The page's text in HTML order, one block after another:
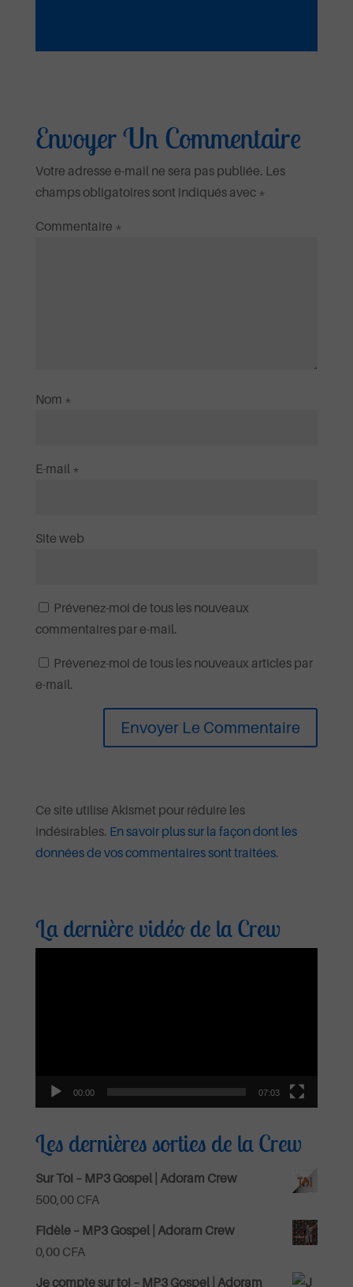
Envoyer Un Commentaire
Votre adresse e-mail ne sera pas publiée. Les
champs obligatoires sont indiqués avec *
Commentaire *
Nom *
E-mail *
Site web
Prévenez-moi de tous les nouveaux
commentaires par e-mail.
Prévenez-moi de tous les nouveaux articles par
e-mail.
Ce site utilise Akismet pour réduire les
indésirables. En savoir plus sur la façon dont les
données de vos commentaires sont traitées.
La dernière vidéo de la Crew
00:00 07:03
Les dernières sorties de la Crew
Sur Toi – MP3 Gospel | Adoram Crew
500,00 CFA
Fidèle – MP3 Gospel | Adoram Crew
0,00 CFA
Je compte sur toi – MP3 Gospel | Adoram